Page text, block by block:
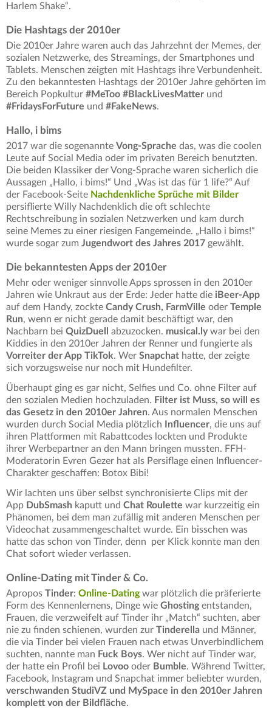
Harlem Shake“.
Die Hashtags der 2010er
Die 2010er Jahre waren auch das Jahrzehnt der Memes, der
sozialen Netzwerke, des Streamings, der Smartphones und
Tablets. Menschen zeigten mit Hashtags ihre Verbundenheit.
Zu den bekanntesten Hashtags der 2010er Jahre gehörten im
Bereich Popkultur #MeToo #BlackLivesMatter und
#FridaysForFuture und #FakeNews.
Hallo, i bims
2017 war die sogenannte Vong-Sprache das, was die coolen
Leute auf Social Media oder im privaten Bereich benutzten.
Die beiden Klassiker der Vong-Sprache waren sicherlich die
Aussagen „Hallo, i bims!“ Und „Was ist das für 1 life?“ Auf
der Facebook-Seite Nachdenkliche Sprüche mit Bilder
persiflierte Willy Nachdenklich die oft schlechte
Rechtschreibung in sozialen Netzwerken und kam durch
seine Memes zu einer riesigen Fangemeinde. „Hallo i bims!“
wurde sogar zum Jugendwort des Jahres 2017 gewählt.
Die bekanntesten Apps der 2010er
Mehr oder weniger sinnvolle Apps sprossen in den 2010er
Jahren wie Unkraut aus der Erde: Jeder hatte die iBeer-App
auf dem Handy, zockte Candy Crush, FarmVille oder Temple
Run, wenn er nicht gerade damit beschäftigt war, den
Nachbarn bei QuizDuell abzuzocken. musical.ly war bei den
Kiddies in den 2010er Jahren der Renner und fungierte als
Vorreiter der App TikTok. Wer Snapchat hatte, der zeigte
sich vorzugsweise nur noch mit Hundefilter.
Überhaupt ging es gar nicht, Selfies und Co. ohne Filter auf
den sozialen Medien hochzuladen. Filter ist Muss, so will es
das Gesetz in den 2010er Jahren. Aus normalen Menschen
wurden durch Social Media plötzlich
Influencer, die uns auf
ihren Plattformen mit Rabattcodes lockten und Produkte
ihrer Werbepartner an den Mann bringen mussten. FFH-
Moderatorin Evren Gezer hat als Persiflage einen Influencer-
Charakter geschaffen: Botox Bibi!
Wir lachten uns über selbst synchronisierte Clips mit der
App DubSmash kaputt und Chat Roulette war kurzzeitig ein
Phänomen, bei dem man zufällig mit anderen Menschen per
Videochat zusammengeschaltet wurde. Ein bisschen was
hatte das schon von Tinder, denn per Klick konnte man den
Chat sofort wieder verlassen.
Online-Dating mit Tinder & Co.
Apropos Tinder: Online-Datingwar plötzlich die präferierte
Form des Kennenlernens, Dinge wie Ghosting entstanden,
Frauen, die verzweifelt auf Tinder ihr „Match“ suchten, aber
nie zu finden schienen, wurden zur Tinderella und Männer,
die via Tinder bei vielen Frauen nach etwas Unverbindlichem
suchten, nannte man Fuck Boys. Wer nicht auf Tinder war,
der hatte ein Profil bei Lovoo oder Bumble. Während Twitter,
Facebook, Instagram und Snapchat immer beliebter wurden,
verschwanden StudiVZ und MySpace in den 2010er Jahren
komplett von der Bildfläche.